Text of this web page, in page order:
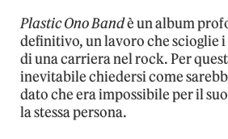
Plastic Ono Bandè un album
definitivo, un lavoro che scioglie
di una carriera nel rock. Per
inevitabile chiedersi come
dato che era impossibile per il
la stessa persona.